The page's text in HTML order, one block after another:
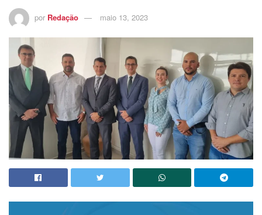
por Redação maio 13, 2023